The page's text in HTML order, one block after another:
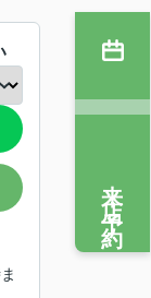
来店予約